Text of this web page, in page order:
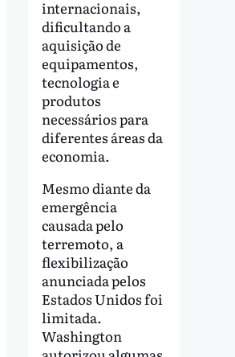
internacionais,
dificultando a
aquisição de
equipamentos,
tecnologia e
produtos
necessários para
diferentes áreas da
economia.
Mesmo diante da
emergência
causada pelo
terremoto, a
flexibilização
anunciada pelos
Estados Unidos foi
limitada.
Washington